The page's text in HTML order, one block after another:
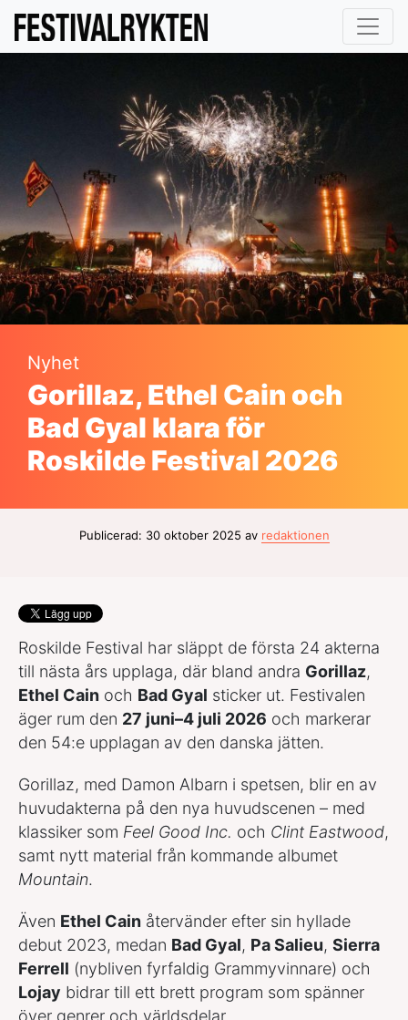
Nyhet
Gorillaz, Ethel Cain och
Bad Gyal klara för
Roskilde Festival 2026
Publicerad: 30 oktober 2025 av redaktionen
Roskilde Festival har släppt de första 24 akterna
till nästa års upplaga, där bland andra Gorillaz,
Ethel Cain och Bad Gyal sticker ut. Festivalen
äger rum den 27 juni–4 juli 2026 och markerar
den 54:e upplagan av den danska jätten.
Gorillaz, med Damon Albarn i spetsen, blir en av
huvudakterna på den nya huvudscenen – med
klassiker som Feel Good Inc. och Clint Eastwood,
samt nytt material från kommande albumet
Mountain.
Även Ethel Cain återvänder efter sin hyllade
debut 2023, medan Bad Gyal, Pa Salieu, Sierra
Ferrell (nybliven fyrfaldig Grammyvinnare) och
Lojay bidrar till ett brett program som spänner